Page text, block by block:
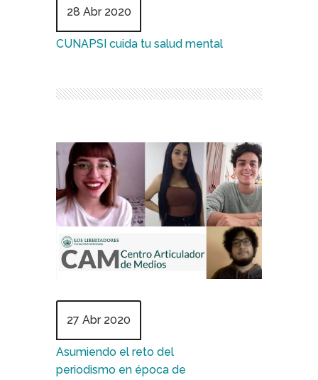
28 Abr 2020
CUNAPSI cuida tu salud mental
27 Abr 2020
Asumiendo el reto del
periodismo en época de